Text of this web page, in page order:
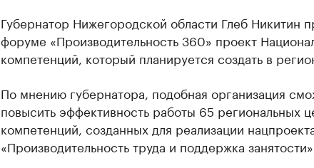
Губернатор Нижегородской области Глеб Никитин
форуме «Производительность 360» проект
компетенций, который планируется создать в
По мнению губернатора, подобная организация
повысить эффективность работы 65 региональных
компетенций, созданных для реализации
«Производительность труда и поддержка занятости».